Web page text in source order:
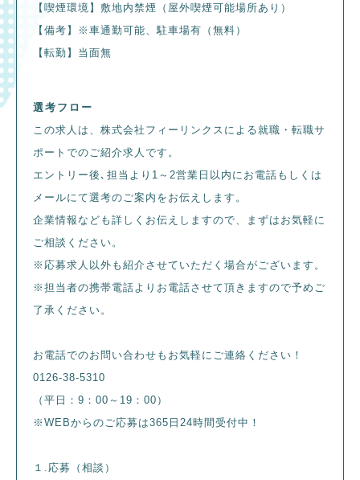
【喫煙環境】敷地内禁煙（屋外喫煙可能場所あり）
【備考】※車通勤可能、駐車場有（無料）
【転勤】当面無
選考フロー
この求人は、株式会社フィーリンクスによる就職・転職サ
ポートでのご紹介求人です。
エントリー後､担当より1～2営業日以内にお電話もしくは
メールにて選考のご案内をお伝えします。
企業情報なども詳しくお伝えしますので、まずはお気軽に
ご相談ください。
※応募求人以外も紹介させていただく場合がございます。
※担当者の携帯電話よりお電話させて頂きますので予めご
了承ください。
お電話でのお問い合わせもお気軽にご連絡ください！
0126-38-5310
（平日：9：00～19：00）
※WEBからのご応募は365日24時間受付中！
１.応募（相談）